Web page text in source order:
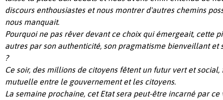
discours enthousiastes et nous montrer d'autres chemins
nous manquait.
Pourquoi ne pas rêver devant ce choix qui émergeait, cette
autres par son authenticité, son pragmatisme bienveillant et
?
Ce soir, des millions de citoyens fêtent un futur vert et
mutuelle entre le gouvernement et les citoyens.
La semaine prochaine, cet Etat sera peut-être incarné par ce